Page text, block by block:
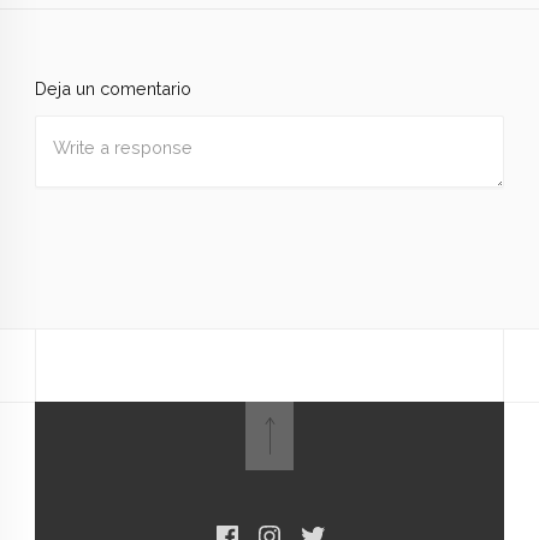
Deja un comentario
Guardar mi nombre, correo electrónico y sitio web en